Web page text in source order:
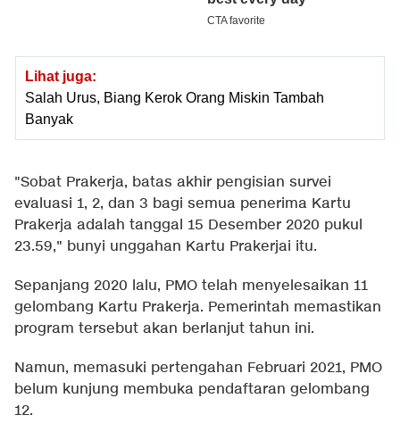
Lihat juga:
Salah Urus, Biang Kerok Orang Miskin Tambah
Banyak
"Sobat Prakerja, batas akhir pengisian survei
evaluasi 1, 2, dan 3 bagi semua penerima Kartu
Prakerja adalah tanggal 15 Desember 2020 pukul
23.59," bunyi unggahan Kartu Prakerjai itu.
Sepanjang 2020 lalu, PMO telah menyelesaikan 11
gelombang Kartu Prakerja. Pemerintah memastikan
program tersebut akan berlanjut tahun ini.
Namun, memasuki pertengahan Februari 2021, PMO
belum kunjung membuka pendaftaran gelombang
12.